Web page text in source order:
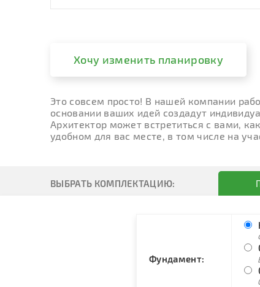
Хочу изменить планировку
Это совсем просто! В нашей компании
основании ваших идей создадут
Архитектор может встретиться с вами,
удобном для вас месте, в том числе на
ВЫБРАТЬ КОМПЛЕКТАЦИЮ:
Фундамент: